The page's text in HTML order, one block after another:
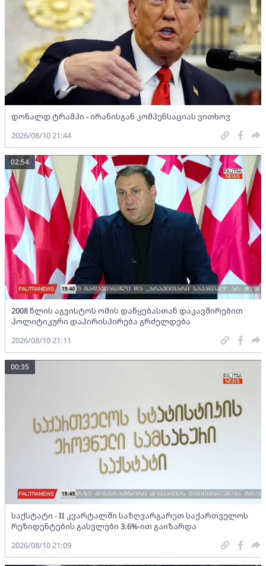
დონალდ ტრამპი - ირანისგან კომპენსაციას ვითხოვ
2026/08/10 21:44
2008 წლის აგვისტოს ომის დაწყებასთან დაკავშირებით
პოლიტიკური დაპირისპირება გრძელდება
02:54
2026/08/10 21:11
საქსტატი - II კვარტალში საზღვარგარეთ საქართველოს
რეზიდენტების გასვლები 3.6%-ით გაიზარდა
00:35
2026/08/10 21:09